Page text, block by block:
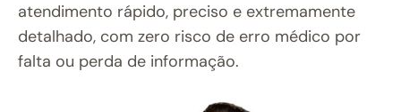
atendimento rápido, preciso e extremamente
detalhado, com zero risco de erro médico por
falta ou perda de informação.